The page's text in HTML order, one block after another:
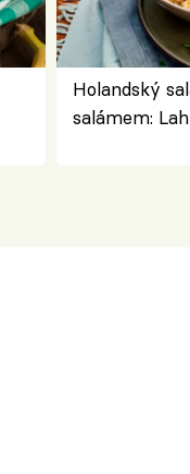
Holandský
salámem: